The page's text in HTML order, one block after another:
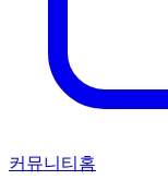
커뮤니티홈